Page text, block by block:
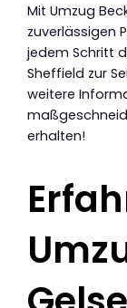
Mit Umzug
zuverlässigen
jedem Schritt
Sheffield zur
weitere
erhalten!